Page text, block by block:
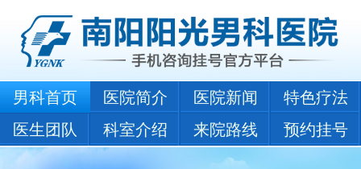
男科首页 医院简介 医院新闻
特色疗法
医生团队
科室介绍 来院路线 预约挂号